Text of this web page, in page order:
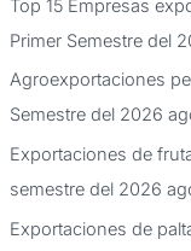
Top 15 Empresas
Primer Semestre del
Agroexportaciones
Semestre del 2026
Exportaciones de
semestre del 2026
Exportaciones de